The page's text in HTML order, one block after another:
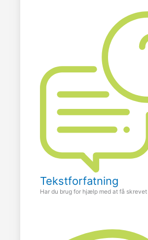
Tekstforfatning
Har du brug for hjælp med at få